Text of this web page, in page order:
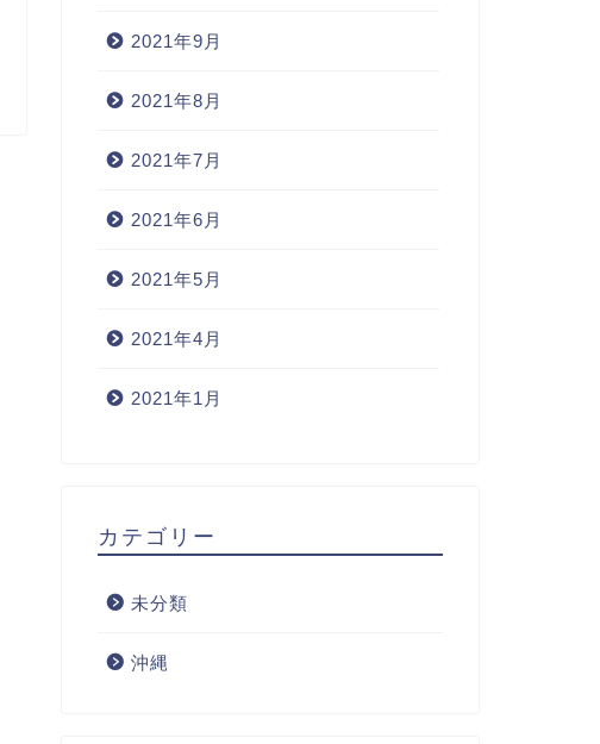
2021年9月
2021年8月
2021年7月
2021年6月
2021年5月
2021年4月
2021年1月
カテゴリー
未分類
沖縄